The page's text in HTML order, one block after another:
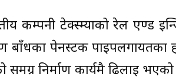
कम्पनी टेक्स्म्याको रेल एण्ड
बाँधका पेनस्टक पाइपलगायतका
निर्माण कार्यमै ढिलाइ भएको